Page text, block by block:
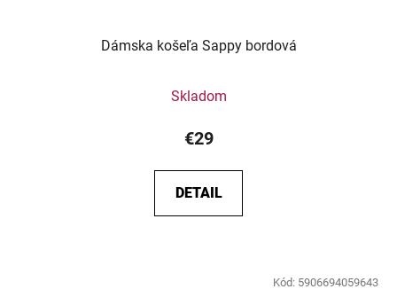
Dámska košeľa Sappy bordová
Skladom
€29
DETAIL
Kód: 5906694059643